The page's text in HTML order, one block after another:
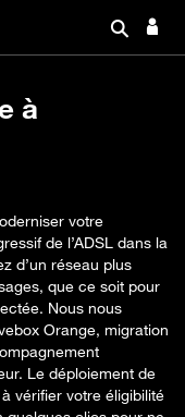
à
votre
de l’ADSL dans la
d’un réseau plus
que ce soit pour
Nous nous
Orange, migration
Le déploiement de
vérifier votre éligibilité